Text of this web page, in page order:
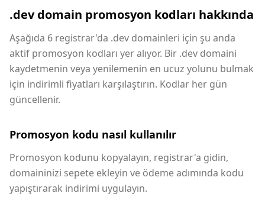
.dev domain promosyon kodları hakkında
Aşağıda 6 registrar'da .dev domainleri için şu anda
aktif promosyon kodları yer alıyor. Bir .dev domaini
kaydetmenin veya yenilemenin en ucuz yolunu bulmak
için indirimli fiyatları karşılaştırın. Kodlar her gün
güncellenir.
Promosyon kodu nasıl kullanılır
Promosyon kodunu kopyalayın, registrar'a gidin,
domaininizi sepete ekleyin ve ödeme adımında kodu
yapıştırarak indirimi uygulayın.